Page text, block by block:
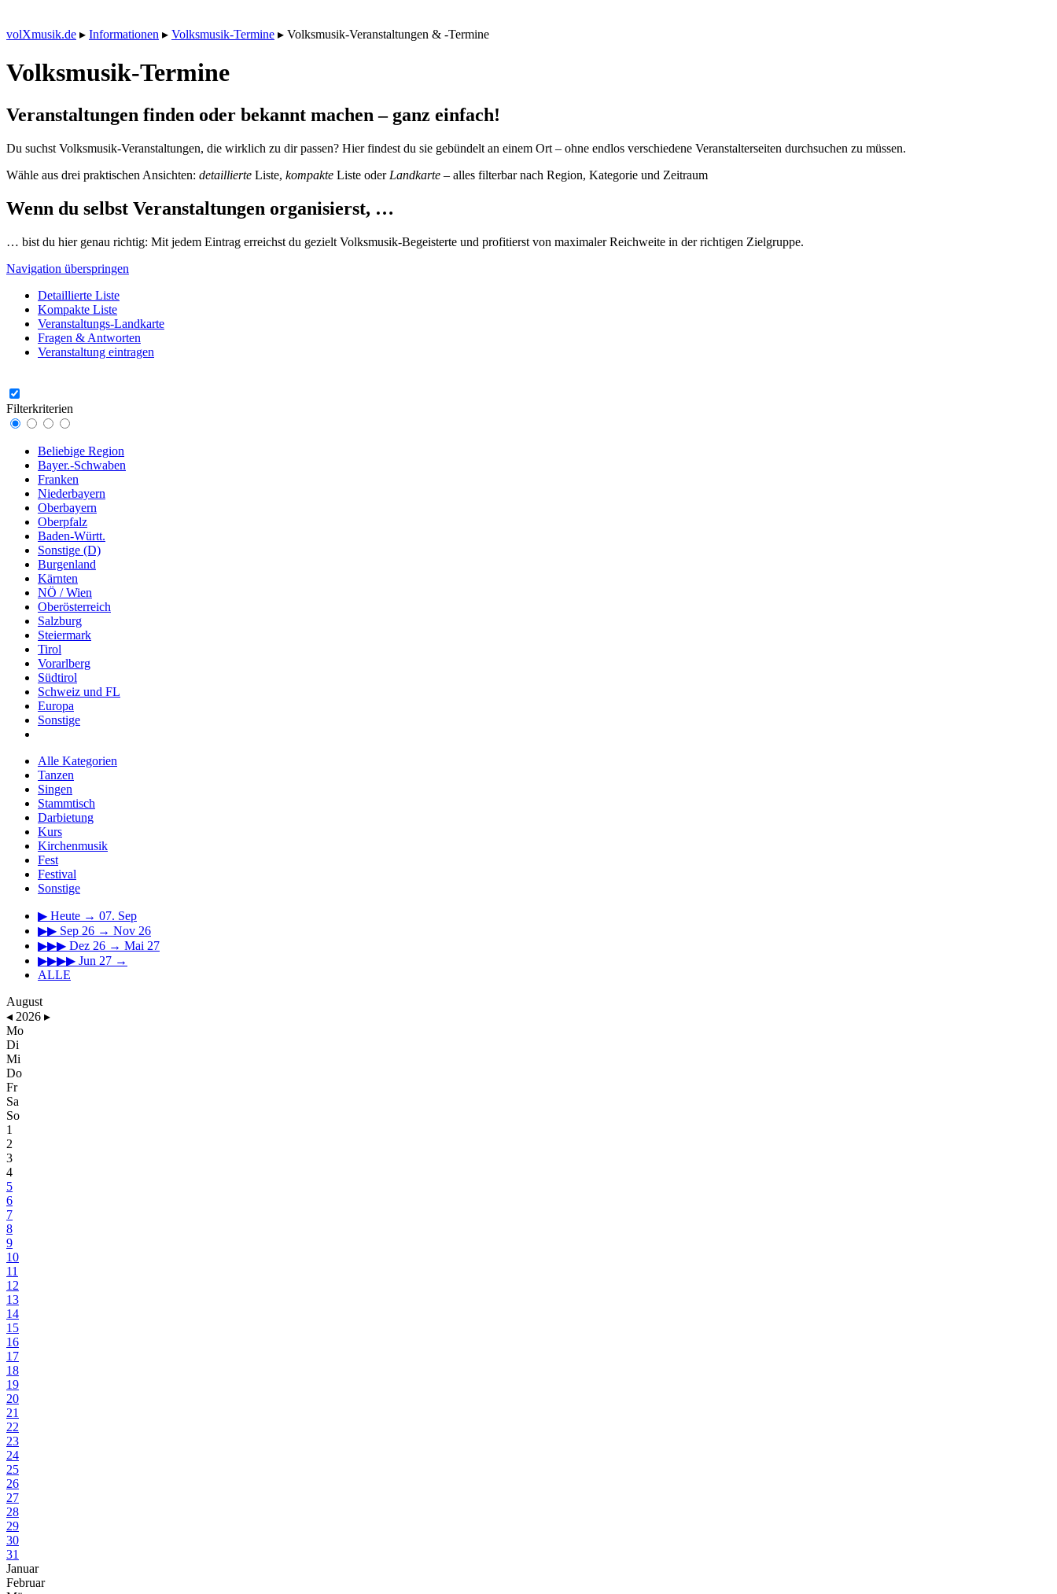
volXmusik.de ▸ Informationen ▸ Volksmusik-Termine ▸ Volksmusik-Veranstaltungen & -Termine
Volksmusik-Termine
Veranstaltungen finden oder bekannt machen – ganz einfach!
Du suchst Volksmusik-Veranstaltungen, die wirklich zu dir passen? Hier findest du sie gebündelt an einem Ort – ohne endlos verschiedene Veranstalterseiten durchsuchen zu müssen.
Wähle aus drei praktischen Ansichten: detaillierte Liste, kompakte Liste oder Landkarte – alles filterbar nach Region, Kategorie und Zeitraum
Wenn du selbst Veranstaltungen organisierst, …
… bist du hier genau richtig: Mit jedem Eintrag erreichst du gezielt Volksmusik-Begeisterte und profitierst von maximaler Reichweite in der richtigen Zielgruppe.
Navigation überspringen
Detaillierte Liste
Kompakte Liste
Veranstaltungs-Landkarte
Fragen & Antworten
Veranstaltung eintragen
Filterkriterien
Beliebige Region
Bayer.-Schwaben
Franken
Niederbayern
Oberbayern
Oberpfalz
Baden-Württ.
Sonstige (D)
Burgenland
Kärnten
NÖ / Wien
Oberösterreich
Salzburg
Steiermark
Tirol
Vorarlberg
Südtirol
Schweiz und FL
Europa
Sonstige
Alle Kategorien
Tanzen
Singen
Stammtisch
Darbietung
Kurs
Kirchenmusik
Fest
Festival
Sonstige
▶ Heute → 07. Sep
▶▶ Sep 26 → Nov 26
▶▶▶ Dez 26 → Mai 27
▶▶▶▶ Jun 27 →
ALLE
August
◂ 2026 ▸
Mo
Di
Mi
Do
Fr
Sa
So
1
2
3
4
5
6
7
8
9
10
11
12
13
14
15
16
17
18
19
20
21
22
23
24
25
26
27
28
29
30
31
Januar
Februar